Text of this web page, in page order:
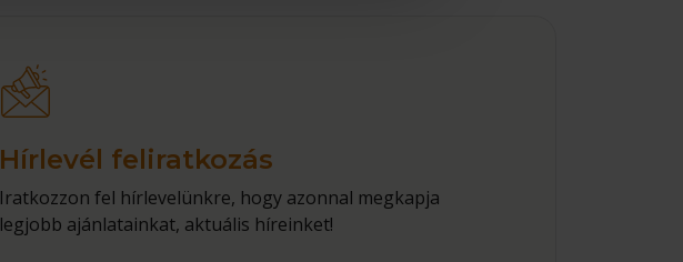
Hírlevél feliratkozás
Iratkozzon fel hírlevelünkre, hogy azonnal megkapja
legjobb ajánlatainkat, aktuális híreinket!